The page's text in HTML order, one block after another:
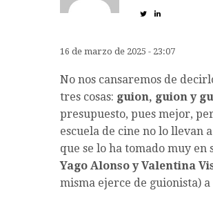
16 de marzo de 2025 - 23:07
No nos cansaremos de
tres cosas: guion, guion y
presupuesto, pues mejor,
escuela de cine no lo llevan
que se lo ha tomado muy en
Yago Alonso y Valentina
misma ejerce de guionista)